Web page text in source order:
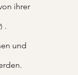
ihrer
.
und